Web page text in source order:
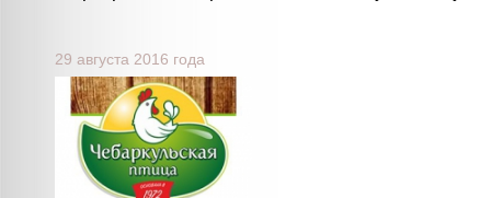
29 августа 2016 года